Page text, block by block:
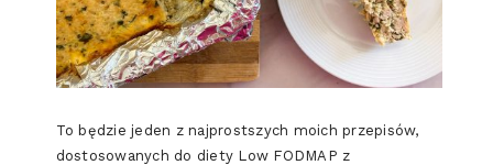
To będzie jeden z najprostszych moich przepisów,
dostosowanych do diety Low FODMAP z